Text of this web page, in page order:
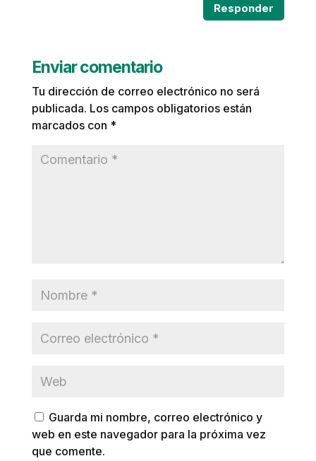
Responder
Enviar comentario
Tu dirección de correo electrónico no será
publicada. Los campos obligatorios están
marcados con *
Guarda mi nombre, correo electrónico y
web en este navegador para la próxima vez
que comente.